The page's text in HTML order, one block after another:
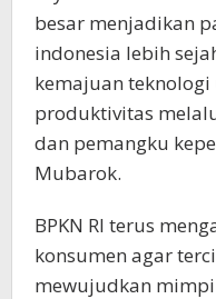
besar menjadikan
indonesia lebih
kemajuan
produktivitas
dan pemangku
Mubarok.
BPKN RI terus
konsumen agar
mewujudkan